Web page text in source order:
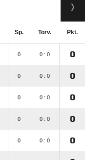
Sp. Torv. Pkt.
0 0 : 0 0
0 0 : 0 0
0 0 : 0 0
0 0 : 0 0
0 0 : 0 0